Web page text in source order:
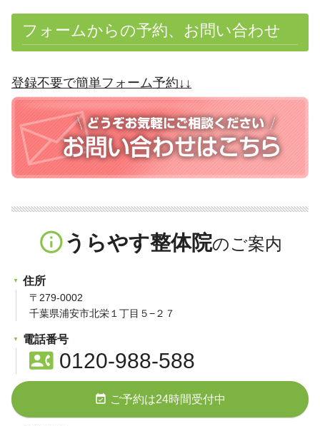
フォームからの予約、お問い合わせ
登録不要で簡単フォーム予約↓↓
info_outlineうらやす整体院
住所
〒279-0002
千葉県浦安市北栄１丁目５−２７
電話番号
contact_phone0120-988-588
event_available ご予約は24時間受付中